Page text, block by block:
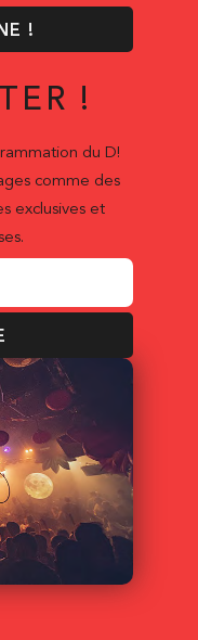
!
!
du D!
comme des
exclusives et